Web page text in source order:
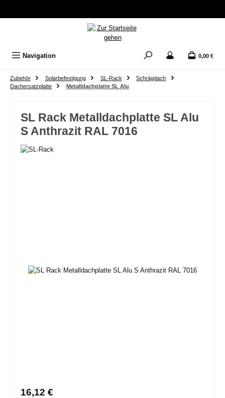
Navigation 0,00 €
Zubehör Solarbefestigung SL-Rack
Schrägdach
Dachersatzplatte
Metalldachplatte SL Alu
SL Rack Metalldachplatte SL Alu
S Anthrazit RAL 7016
Bildergalerie überspringen
Regulärer Preis:
16,12 €